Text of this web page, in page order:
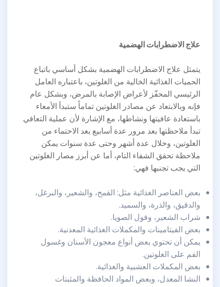
علاج الاضطرابات الهضمية
يتمثل علاج الاضطرابات الهضمية بشكل أساسي باتباع
الحميات الغذائية الخالية من الغلوتين، باعتباره العامل
الرئيسي المحفّز لأعراض الإصابة بالمرض، وبشكل عام
فإنه وبالابتعاد عن مصادر الغلوتين تماماً ستبدأ الأمعاء
باستعادة عافيتها ونشاطها، مع الإشارة لأن عملية التعافي
تبدأ ملاحظتها بعد مرور عدة أسابيع بعد الاحتماء من
الغلوتين، وخلال عدة أشهر وحتى عدة سنوات يمكن
ملاحظة تحقق الشفاء التام، أما عن أبرز مصار الغلوتين
التي يجب تجنبها فهي:
بعض العناصر الغذائية مثل: القمح، والشعير، والبرغل،
والدقيق، والذرة، والسميد.
شراب الشعير، وفول الصويا.
بعض الفيتامينات والمكملات الغذائية المعدنية.
يمكن أن تحتوي بعض أنواع معجون الأسنان وغسول
الفم على الغلوتين.
بعض المكملات العشبية والغذائية.
النشا المعدل، وبعض المواد الحافظة والمثبتات